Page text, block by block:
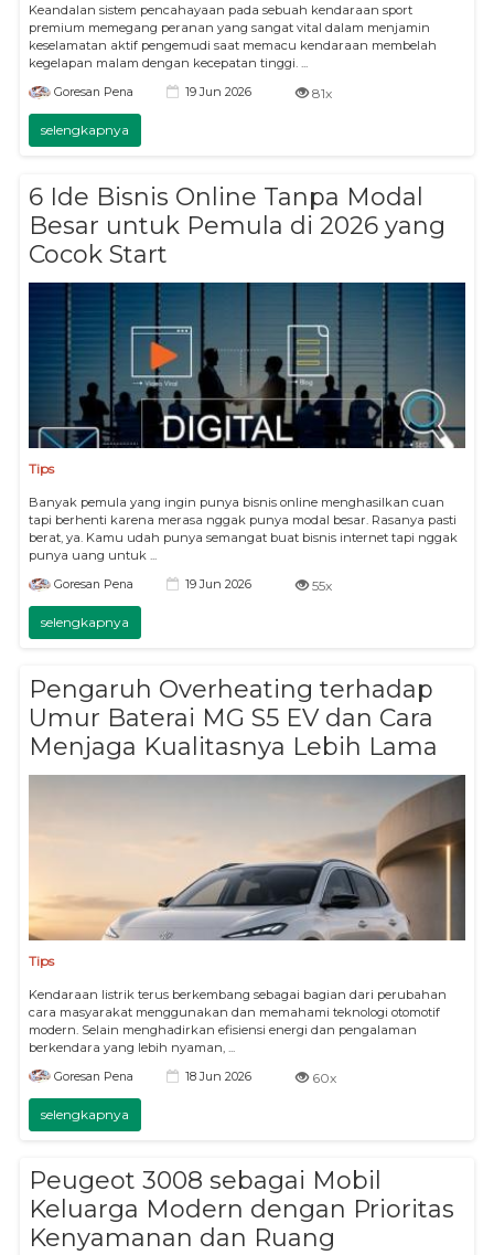
Keandalan sistem pencahayaan pada sebuah kendaraan sport
premium memegang peranan yang sangat vital dalam menjamin
keselamatan aktif pengemudi saat memacu kendaraan membelah
kegelapan malam dengan kecepatan tinggi. ...
Goresan Pena 19 Jun 2026 81x
selengkapnya
6 Ide Bisnis Online Tanpa Modal
Besar untuk Pemula di 2026 yang
Cocok Start
Tips
Banyak pemula yang ingin punya bisnis online menghasilkan cuan
tapi berhenti karena merasa nggak punya modal besar. Rasanya pasti
berat, ya. Kamu udah punya semangat buat bisnis internet tapi nggak
punya uang untuk ...
Goresan Pena 19 Jun 2026 55x
selengkapnya
Pengaruh Overheating terhadap
Umur Baterai MG S5 EV dan Cara
Menjaga Kualitasnya Lebih Lama
Tips
Kendaraan listrik terus berkembang sebagai bagian dari perubahan
cara masyarakat menggunakan dan memahami teknologi otomotif
modern. Selain menghadirkan efisiensi energi dan pengalaman
berkendara yang lebih nyaman, ...
Goresan Pena 18 Jun 2026 60x
selengkapnya
Peugeot 3008 sebagai Mobil
Keluarga Modern dengan Prioritas
Kenyamanan dan Ruang